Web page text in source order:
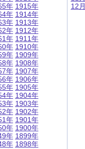
年
年
年
年
年
年
年
年
年
年
年
年
年
年
年
年
年
年
1915年
1914年
1913年
1912年
1911年
1910年
1909年
1908年
1907年
1906年
1905年
1904年
1903年
1902年
1901年
1900年
1899年
1898年
12月